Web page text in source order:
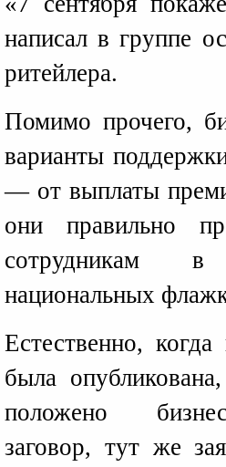
написал в группе
ритейлера.
Помимо прочего,
варианты
— от выплаты
они правильно
сотрудникам в
национальных
Естественно,
была
положено
заговор, тут же